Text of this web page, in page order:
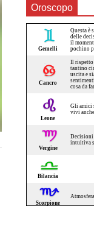
Oroscopo